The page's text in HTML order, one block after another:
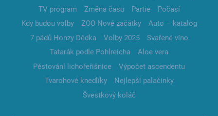
TV program
Změna času Partie
Počasí
Kdy budou volby
ZOO Nové začátky
Auto – katalog
7 pádů Honzy Dědka
Volby 2025
Svařené víno
Tatarák podle Pohlreicha
Aloe vera
Pěstování lichořeřišnice
Výpočet ascendentu
Tvarohové knedlíky
Nejlepší palačinky
Švestkový koláč